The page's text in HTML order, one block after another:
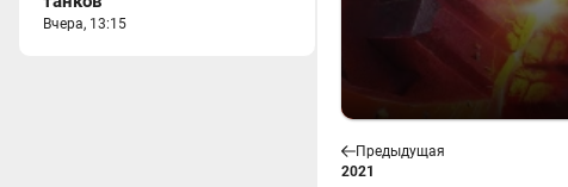
Вчера, 13:15
Предыдущая
2021